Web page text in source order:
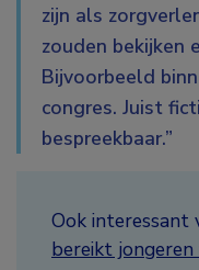
zijn als
zouden bekijken
Bijvoorbeeld
congres. Juist
bespreekbaar.”
Ook interessant
bereikt